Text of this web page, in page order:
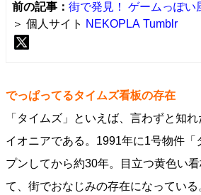
前の記事： 街で発見！ ゲームっぽい
＞ 個人サイト NEKOPLA Tumblr
でっぱってるタイムズ看板の存在
「タイムズ」といえば、言わずと知
イオニアである。1991年に1号物件「
プンしてから約30年。目立つ黄色い
て、街でおなじみの存在になっている